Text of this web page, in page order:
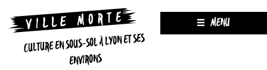
CULTURE EN SOUS-SOL À LYON ET SES
ENVIRONS
MENU